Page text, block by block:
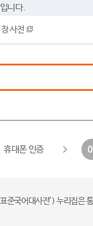
니다.
사전
휴대폰 인증
준국어대사전’) 누리집